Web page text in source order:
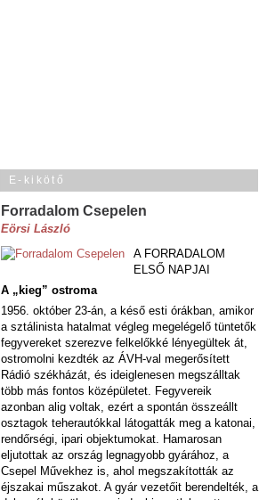
E-kikötő
Forradalom Csepelen
Eörsi László
A FORRADALOM
ELSŐ NAPJAI
A „kieg” ostroma
1956. október 23-án, a késő esti órákban, amikor
a sztálinista hatalmat végleg megelégelő tüntetők
fegyvereket szerezve felkelőkké lényegültek át,
ostromolni kezdték az ÁVH-val megerősített
Rádió székházát, és ideiglenesen megszálltak
több más fontos középületet. Fegyvereik
azonban alig voltak, ezért a spontán összeállt
osztagok teherautókkal látogatták meg a katonai,
rendőrségi, ipari objektumokat. Hamarosan
eljutottak az ország legnagyobb gyárához, a
Csepel Művekhez is, ahol megszakították az
éjszakai műszakot. A gyár vezetőit berendelték, a